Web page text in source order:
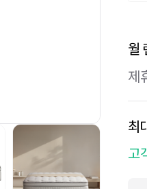
이
월
제
최
고